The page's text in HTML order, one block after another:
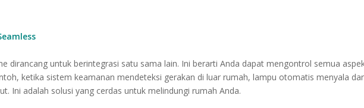
dirancang untuk berintegrasi satu sama lain. Ini berarti Anda dapat mengontrol semua
ketika sistem keamanan mendeteksi gerakan di luar rumah, lampu otomatis menyala
Ini adalah solusi yang cerdas untuk melindungi rumah Anda.